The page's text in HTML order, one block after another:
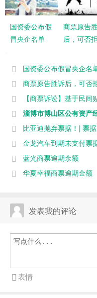
国资委公布假
冒央企名单
商票原告
后，可否
行判决义务
国资委公布假冒央企名
商票原告胜诉后，可否
【商票诉讼】基于民
利?
淄博市博山区公有资产
比亚迪抛弃票据！| 票
择？金龙汽车到期未支付票
蓝光商票逾期余额
华夏幸福商票逾期金额
发表我的评论
表情